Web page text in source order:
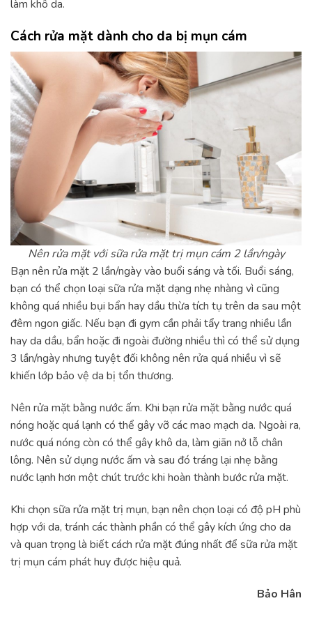
làm khô da.
Cách rửa mặt dành cho da bị mụn cám
Nên rửa mặt với sữa rửa mặt trị mụn cám 2 lần/ngày
Bạn nên rửa mặt 2 lần/ngày vào buổi sáng và tối. Buổi sáng,
bạn có thể chọn loại sữa rửa mặt dạng nhẹ nhàng vì cũng
không quá nhiều bụi bẩn hay dầu thừa tích tụ trên da sau một
đêm ngon giấc. Nếu bạn đi gym cần phải tẩy trang nhiều lần
hay da dầu, bẩn hoặc đi ngoài đường nhiều thì có thể sử dụng
3 lần/ngày nhưng tuyệt đối không nên rửa quá nhiều vì sẽ
khiến lớp bảo vệ da bị tổn thương.
Nên rửa mặt bằng nước ấm. Khi bạn rửa mặt bằng nước quá
nóng hoặc quá lạnh có thể gây vỡ các mao mạch da. Ngoài ra,
nước quá nóng còn có thể gây khô da, làm giãn nở lỗ chân
lông. Nên sử dụng nước ấm và sau đó tráng lại nhẹ bằng
nước lạnh hơn một chút trước khi hoàn thành bước rửa mặt.
Khi chọn sữa rửa mặt trị mụn, bạn nên chọn loại có độ pH phù
hợp với da, tránh các thành phần có thể gây kích ứng cho da
và quan trọng là biết cách rửa mặt đúng nhất để sữa rửa mặt
trị mụn cám phát huy được hiệu quả.
Bảo Hân